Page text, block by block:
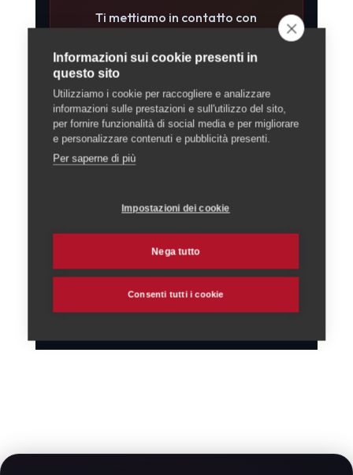
Ti mettiamo in contatto con
sitter verificati in tutto il Ticino. Il
impegno.
Richiedi assistenza
Detenzione professionale OPAn
Informazioni sui cookie presenti in
questo sito
Utilizziamo i cookie per raccogliere e analizzare
informazioni sulle prestazioni e sull'utilizzo del sito,
per fornire funzionalità di social media e per migliorare
e personalizzare contenuti e pubblicità presenti.
Per saperne di più
Impostazioni dei cookie
Nega tutto
Consenti tutti i cookie